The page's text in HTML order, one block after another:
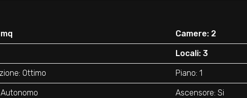
Camere: 2
Locali: 3
Ottimo Piano: 1
Ascensore: Si